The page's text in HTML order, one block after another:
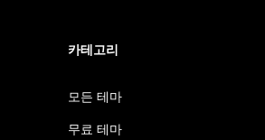
카테고리
모든 테마
무료 테마